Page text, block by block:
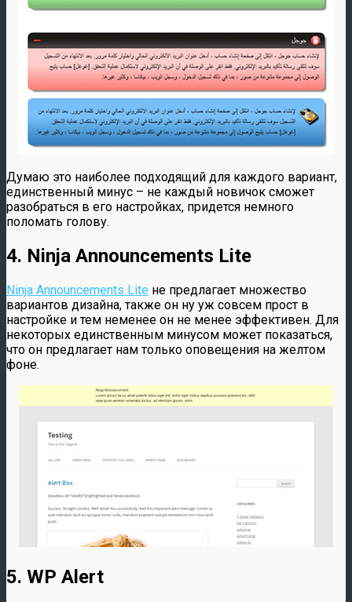
Думаю это наиболее подходящий для каждого вариант,
единственный минус – не каждый новичок сможет
разобраться в его настройках, придется немного
поломать голову.
4. Ninja Announcements Lite
Ninja Announcements Lite не предлагает множество
вариантов дизайна, также он ну уж совсем прост в
настройке и тем неменее он не менее эффективен. Для
некоторых единственным минусом может показаться,
что он предлагает нам только оповещения на желтом
фоне.
5. WP Alert